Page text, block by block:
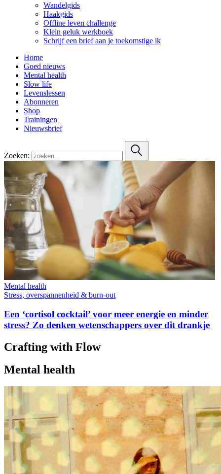
Wandelgids
Haakgids
Offline leven challenge
Klein geluk werkboek
Schrijf een brief aan je toekomstige ik
Home
Goed nieuws
Mental health
Slow life
Levenslessen
Abonneren
Shop
Trainingen
Nieuwsbrief
Zoeken:
Mental health
Stress, overspannenheid & burn-out
Een ‘cortisol cocktail’ voor meer energie en minder
stress? Zo denken wetenschappers over dit drankje
Crafting with Flow
Mental health